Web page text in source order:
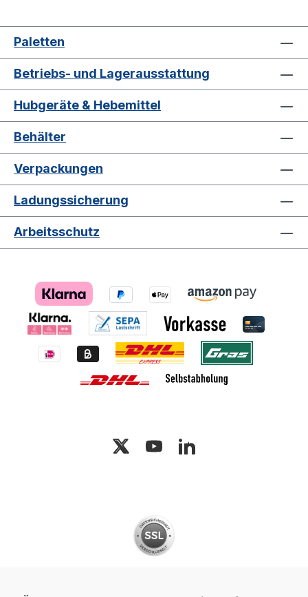
Paletten
Betriebs- und Lagerausstattung
Hubgeräte & Hebemittel
Behälter
Verpackungen
Ladungssicherung
Arbeitsschutz